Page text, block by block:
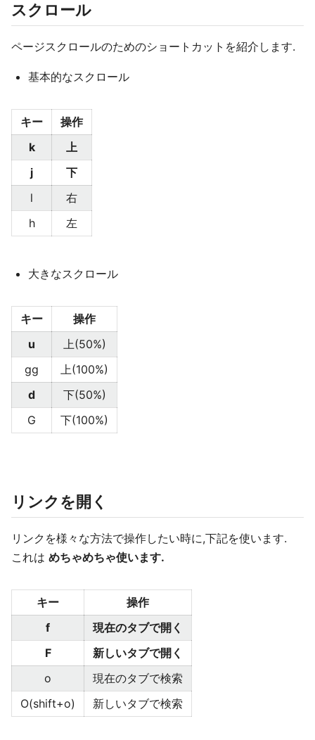
スクロール
ページスクロールのためのショートカットを紹介します.
基本的なスクロール
キー
操作
k
上
j
下
l
右
h
左
大きなスクロール
キー
操作
u
上(50%)
gg
上(100%)
d
下(50%)
G
下(100%)
リンクを開く
リンクを様々な方法で操作したい時に,下記を使います.
これは めちゃめちゃ使います.
キー
操作
f
現在のタブで開く
F
新しいタブで開く
o
現在のタブで検索
O(shift+o)
新しいタブで検索